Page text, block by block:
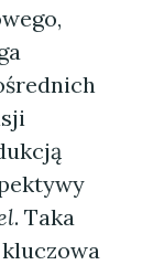
. Taka